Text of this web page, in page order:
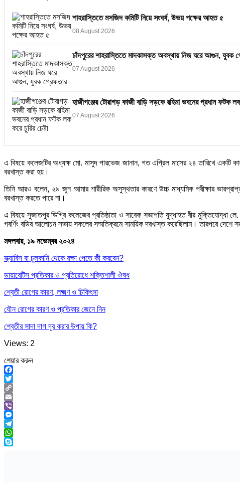
শাহরাস্তিতে মসজিদ কমিটি নিয়ে সংঘর্ষ, উভয় পক্ষের আহত ৫
08 August 2026
চাঁদপুরের শাহরাস্তিতে মাদকাসক্ত অবস্থায় নিজ ঘরে আগুন, যুবক
07 August 2026
হাজীগঞ্জের টোরাগড় কাজী বাড়ি সড়কে রহিমা ভবনের প্রধান ফটক লক
07 August 2026
এ বিষয়ে কলেজটির অধ্যক্ষ মো. মাসুদ পারভেজ জানান, গত এপ্রিল মাসের ২৪ তারিখে একটি
বরখাস্ত করা হয়।
তিনি আরও বলেন, ২৯ জুন আমার শারীরিক অসুস্থতার কারণে উচ্চ মাধ্যমিক পরীক্ষার
বরখাস্ত করতে পারে না।
এ বিষয়ে সুজাতপুর ডিগ্রি কলেজের প্রতিষ্ঠাতা ও সাবেক সভাপতি যুদ্ধাহত বীর
গবর্ণিং বডির আলোচন সভায় সকলের সম্মতিক্রমে সাময়িক দরখাস্ত করেছিলাম। তারপরে দেশে
মঙ্গলবার, ১৯ নভেম্বর ২০২৪
স্ক্যাবিস বা চুলকানি থেকে রক্ষা পেতে কী করবেন?
ডায়াবেটিস প্রতিকার ও প্রতিরোধে শক্তিশালী ঔষধ
শ্বেতী রোগের কারণ, লক্ষ্মণ ও চিকিৎসা
যৌন রোগের কারণ ও প্রতিকার জেনে নিন
শ্বেতীর সাদা দাগ দূর করার উপায় কি?
Views: 2
শেয়ার করুন
Facebook
Twitter
Copy
Link
Email
Viber
Messenger
Telegram
WhatsApp